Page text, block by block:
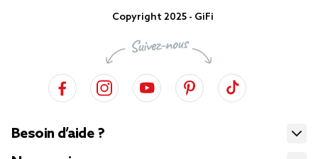
Copyright 2025 - GiFi
Besoin d’aide ?